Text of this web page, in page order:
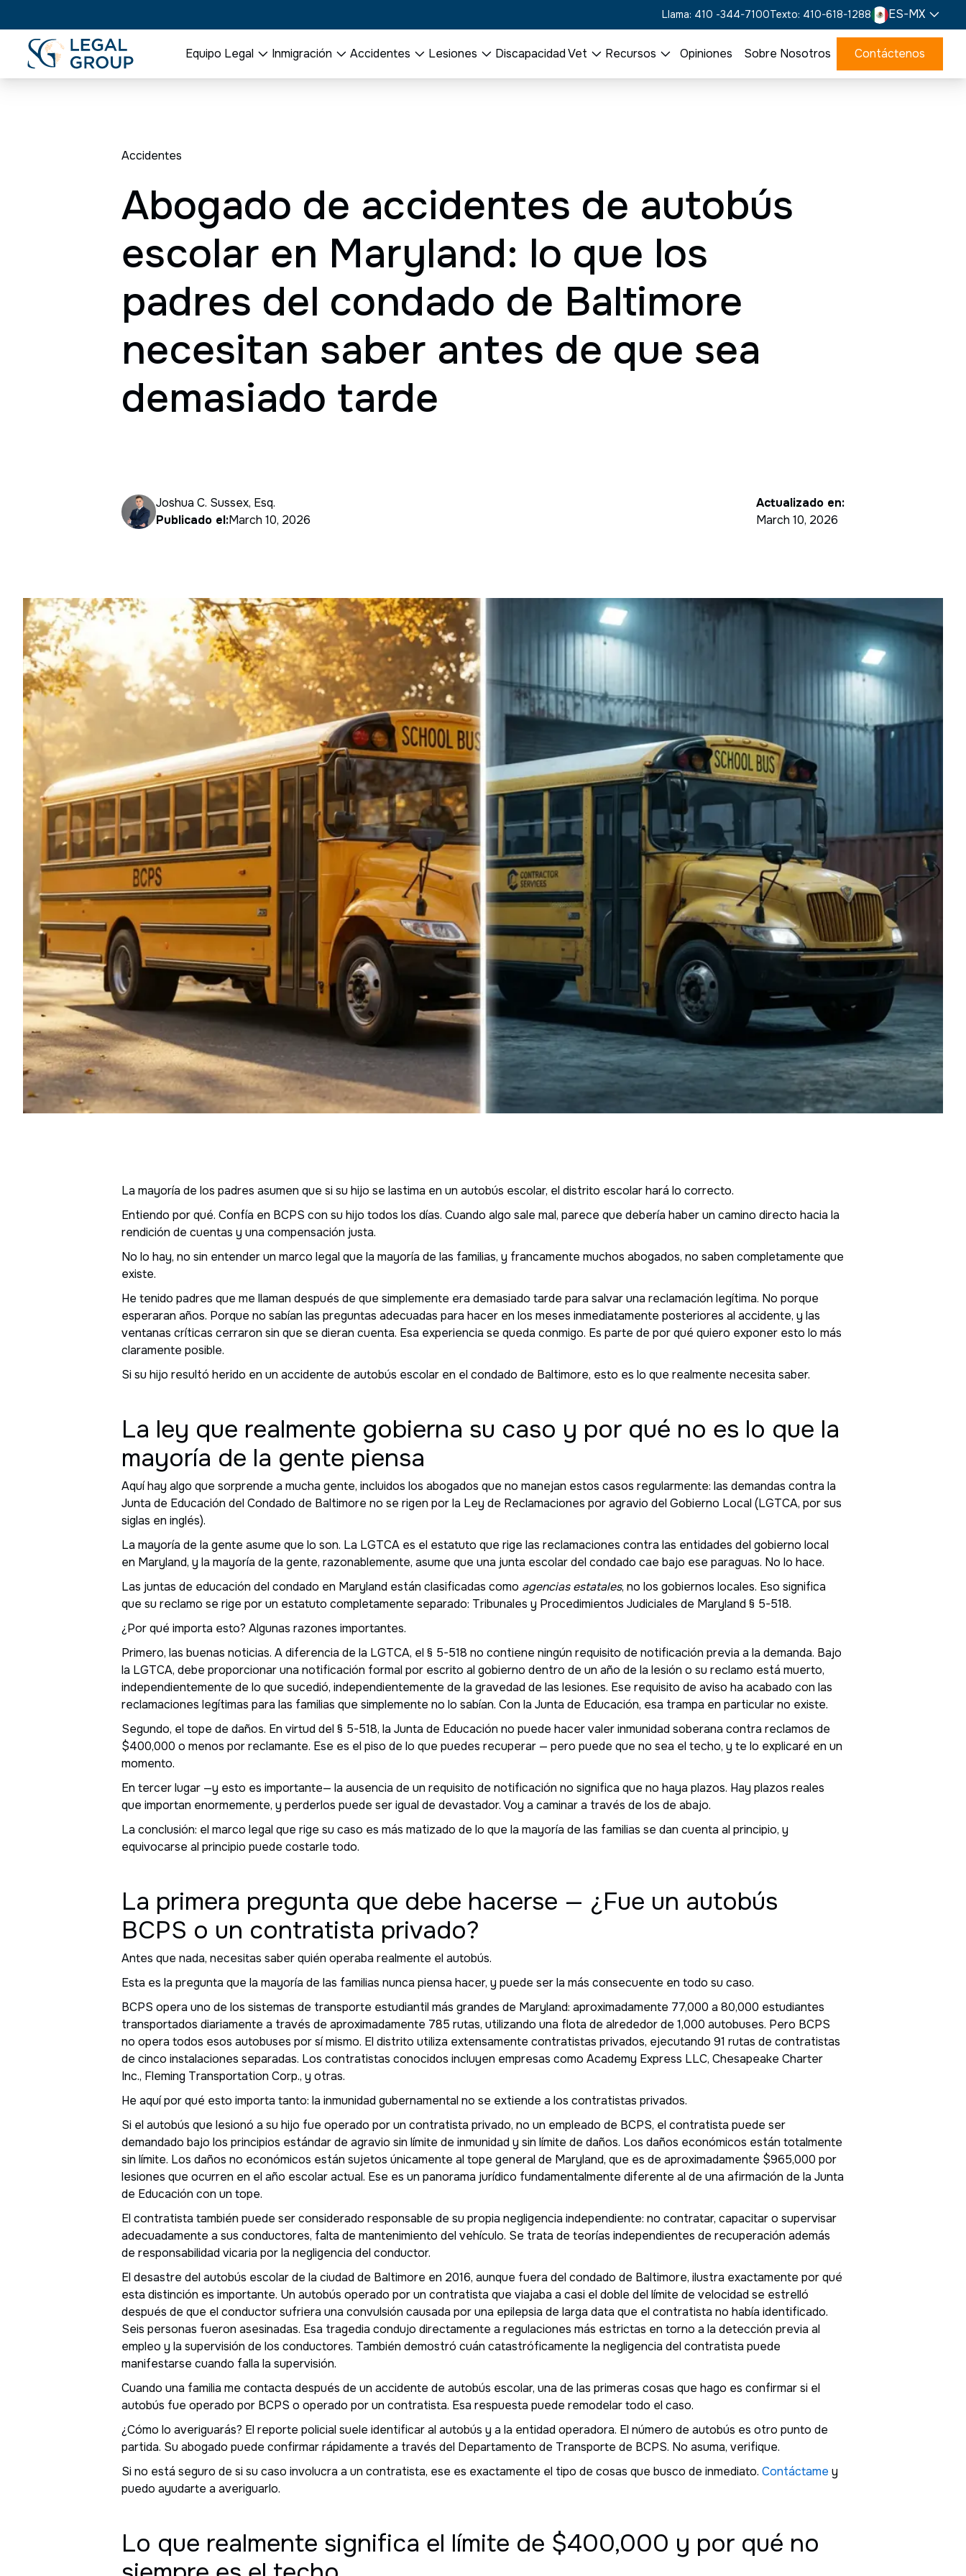
Llama: 410 -344-7100Texto: 410-618-1288 ES-MX
Equipo Legal Inmigración Accidentes Lesiones Discapacidad Vet Recursos Opiniones Sobre Nosotros Contáctenos
Accidentes
Abogado de accidentes de autobús
escolar en Maryland: lo que los
padres del condado de Baltimore
necesitan saber antes de que sea
demasiado tarde
Joshua C. Sussex, Esq.
Publicado el:March 10, 2026
Actualizado en:
March 10, 2026
La mayoría de los padres asumen que si su hijo se lastima en un autobús escolar, el distrito escolar hará lo correcto.
Entiendo por qué. Confía en BCPS con su hijo todos los días. Cuando algo sale mal, parece que debería haber un camino directo hacia la
rendición de cuentas y una compensación justa.
No lo hay, no sin entender un marco legal que la mayoría de las familias, y francamente muchos abogados, no saben completamente que
existe.
He tenido padres que me llaman después de que simplemente era demasiado tarde para salvar una reclamación legítima. No porque
esperaran años. Porque no sabían las preguntas adecuadas para hacer en los meses inmediatamente posteriores al accidente, y las
ventanas críticas cerraron sin que se dieran cuenta. Esa experiencia se queda conmigo. Es parte de por qué quiero exponer esto lo más
claramente posible.
Si su hijo resultó herido en un accidente de autobús escolar en el condado de Baltimore, esto es lo que realmente necesita saber.
La ley que realmente gobierna su caso y por qué no es lo que la
mayoría de la gente piensa
Aquí hay algo que sorprende a mucha gente, incluidos los abogados que no manejan estos casos regularmente: las demandas contra la
Junta de Educación del Condado de Baltimore no se rigen por la Ley de Reclamaciones por agravio del Gobierno Local (LGTCA, por sus
siglas en inglés).
La mayoría de la gente asume que lo son. La LGTCA es el estatuto que rige las reclamaciones contra las entidades del gobierno local
en Maryland, y la mayoría de la gente, razonablemente, asume que una junta escolar del condado cae bajo ese paraguas. No lo hace.
Las juntas de educación del condado en Maryland están clasificadas como agencias estatales, no los gobiernos locales. Eso significa
que su reclamo se rige por un estatuto completamente separado: Tribunales y Procedimientos Judiciales de Maryland § 5-518.
¿Por qué importa esto? Algunas razones importantes.
Primero, las buenas noticias. A diferencia de la LGTCA, el § 5-518 no contiene ningún requisito de notificación previa a la demanda. Bajo
la LGTCA, debe proporcionar una notificación formal por escrito al gobierno dentro de un año de la lesión o su reclamo está muerto,
independientemente de lo que sucedió, independientemente de la gravedad de las lesiones. Ese requisito de aviso ha acabado con las
reclamaciones legítimas para las familias que simplemente no lo sabían. Con la Junta de Educación, esa trampa en particular no existe.
Segundo, el tope de daños. En virtud del § 5-518, la Junta de Educación no puede hacer valer inmunidad soberana contra reclamos de
$400,000 o menos por reclamante. Ese es el piso de lo que puedes recuperar — pero puede que no sea el techo, y te lo explicaré en un
momento.
En tercer lugar —y esto es importante— la ausencia de un requisito de notificación no significa que no haya plazos. Hay plazos reales
que importan enormemente, y perderlos puede ser igual de devastador. Voy a caminar a través de los de abajo.
La conclusión: el marco legal que rige su caso es más matizado de lo que la mayoría de las familias se dan cuenta al principio, y
equivocarse al principio puede costarle todo.
La primera pregunta que debe hacerse — ¿Fue un autobús
BCPS o un contratista privado?
Antes que nada, necesitas saber quién operaba realmente el autobús.
Esta es la pregunta que la mayoría de las familias nunca piensa hacer, y puede ser la más consecuente en todo su caso.
BCPS opera uno de los sistemas de transporte estudiantil más grandes de Maryland: aproximadamente 77,000 a 80,000 estudiantes
transportados diariamente a través de aproximadamente 785 rutas, utilizando una flota de alrededor de 1,000 autobuses. Pero BCPS
no opera todos esos autobuses por sí mismo. El distrito utiliza extensamente contratistas privados, ejecutando 91 rutas de contratistas
de cinco instalaciones separadas. Los contratistas conocidos incluyen empresas como Academy Express LLC, Chesapeake Charter
Inc., Fleming Transportation Corp., y otras.
He aquí por qué esto importa tanto: la inmunidad gubernamental no se extiende a los contratistas privados.
Si el autobús que lesionó a su hijo fue operado por un contratista privado, no un empleado de BCPS, el contratista puede ser
demandado bajo los principios estándar de agravio sin límite de inmunidad y sin límite de daños. Los daños económicos están totalmente
sin límite. Los daños no económicos están sujetos únicamente al tope general de Maryland, que es de aproximadamente $965,000 por
lesiones que ocurren en el año escolar actual. Ese es un panorama jurídico fundamentalmente diferente al de una afirmación de la Junta
de Educación con un tope.
El contratista también puede ser considerado responsable de su propia negligencia independiente: no contratar, capacitar o supervisar
adecuadamente a sus conductores, falta de mantenimiento del vehículo. Se trata de teorías independientes de recuperación además
de responsabilidad vicaria por la negligencia del conductor.
El desastre del autobús escolar de la ciudad de Baltimore en 2016, aunque fuera del condado de Baltimore, ilustra exactamente por qué
esta distinción es importante. Un autobús operado por un contratista que viajaba a casi el doble del límite de velocidad se estrelló
después de que el conductor sufriera una convulsión causada por una epilepsia de larga data que el contratista no había identificado.
Seis personas fueron asesinadas. Esa tragedia condujo directamente a regulaciones más estrictas en torno a la detección previa al
empleo y la supervisión de los conductores. También demostró cuán catastróficamente la negligencia del contratista puede
manifestarse cuando falla la supervisión.
Cuando una familia me contacta después de un accidente de autobús escolar, una de las primeras cosas que hago es confirmar si el
autobús fue operado por BCPS o operado por un contratista. Esa respuesta puede remodelar todo el caso.
¿Cómo lo averiguarás? El reporte policial suele identificar al autobús y a la entidad operadora. El número de autobús es otro punto de
partida. Su abogado puede confirmar rápidamente a través del Departamento de Transporte de BCPS. No asuma, verifique.
Si no está seguro de si su caso involucra a un contratista, ese es exactamente el tipo de cosas que busco de inmediato.Contáctame y
puedo ayudarte a averiguarlo.
Lo que realmente significa el límite de $400,000 y por qué no